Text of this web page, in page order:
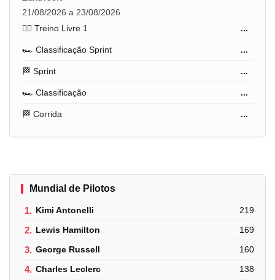
21/08/2026 a 23/08/2026
🏋️‍♂️ Treino Livre 1
...
🏎️ Classificação Sprint ...
🏁 Sprint ...
🏎️ Classificação ...
🏁 Corrida ...
Mundial de Pilotos
1. Kimi Antonelli 219
2. Lewis Hamilton 169
3. George Russell 160
4. Charles Leclerc 138